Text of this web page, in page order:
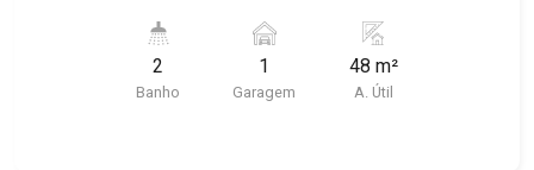
características deste imóvel que a Martinelli
Imobiliária selecionou para você: - 48m² de área
útil - 2 WCs masculino e feminino - Copa - 1 vaga
2
Banho
1
Garagem
48 m²
A. Útil